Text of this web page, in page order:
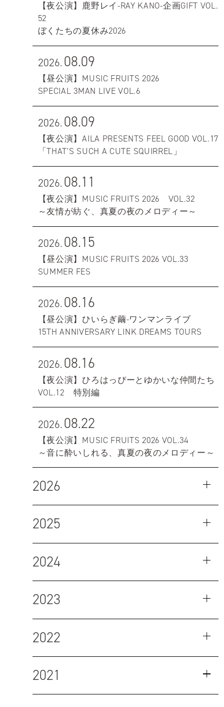
【夜公演】鹿野レイ-RAY KANO-企画GIFT VOL.
52
ぼくたちの夏休み2026
2026.08.09
【昼公演】MUSIC FRUITS 2026
SPECIAL 3MAN LIVE VOL.6
2026.08.09
【夜公演】AILA PRESENTS FEEL GOOD VOL.17
「THAT'S SUCH A CUTE SQUIRREL」
2026.08.11
【夜公演】MUSIC FRUITS 2026 VOL.32
～友情が紡ぐ、真夏の夜のメロディー～
2026.08.15
【昼公演】MUSIC FRUITS 2026 VOL.33
SUMMER FES
2026.08.16
【昼公演】ひいらぎ繭-ワンマンライブ
15TH ANNIVERSARY LINK DREAMS TOURS
2026.08.16
【夜公演】ひろはっぴーとゆかいな仲間たち
VOL.12 特別編
2026.08.22
【夜公演】MUSIC FRUITS 2026 VOL.34
～音に酔いしれる、真夏の夜のメロディー～
2026
2025
2024
2023
2022
2021